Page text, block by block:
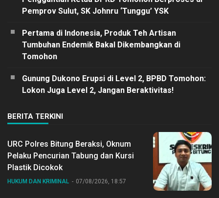
Pemprov Sulut, SK Johnru ‘Tunggu’ YSK
Pertama di Indonesia, Produk Teh Artisan
Tumbuhan Endemik Bakal Dikembangkan di
Tomohon
Gunung Dukono Erupsi di Level 2, BPBD Tomohon:
Lokon Juga Level 2, Jangan Beraktivitas!
BERITA TERKINI
URC Polres Bitung Beraksi, Oknum
Pelaku Pencurian Tabung dan Kursi
Plastik Dicokok
HUKUM DAN KRIMINAL 07/08/2026, 18:57